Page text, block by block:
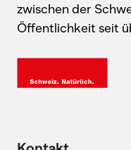
zwischen der
Öffentlichkeit seit